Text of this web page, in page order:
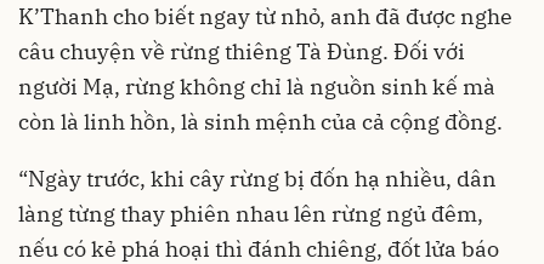
K’Thanh cho biết ngay từ nhỏ, anh đã được nghe
câu chuyện về rừng thiêng Tà Đùng. Đối với
người Mạ, rừng không chỉ là nguồn sinh kế mà
còn là linh hồn, là sinh mệnh của cả cộng đồng.
“Ngày trước, khi cây rừng bị đốn hạ nhiều, dân
làng từng thay phiên nhau lên rừng ngủ đêm,
nếu có kẻ phá hoại thì đánh chiêng, đốt lửa báo